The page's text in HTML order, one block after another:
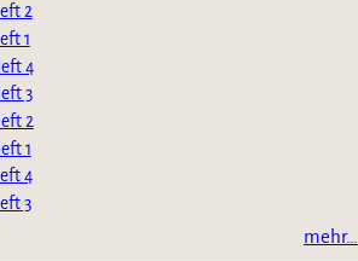
2
1
4
3
2
1
4
3
mehr…